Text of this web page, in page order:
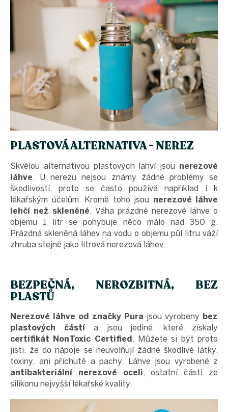
PLASTOVÁ ALTERNATIVA - NEREZ
Skvělou alternativou plastových lahví jsou nerezové
láhve. U nerezu nejsou známy žádné problémy se
škodlivostí, proto se často používá například i k
lékařským účelům. Kromě toho jsou nerezové láhve
lehčí než skleněné. Váha prázdné nerezové láhve o
objemu 1 litr se pohybuje něco málo nad 350 g.
Prázdná skleněná láhev na vodu o objemu půl litru váží
zhruba stejně jako litrová nerezová láhev.
BEZPEČNÁ, NEROZBITNÁ, BEZ
PLASTŮ
Nerezové láhve od značky Pura jsou vyrobeny bez
plastových částía jsou jediné, které získaly
certifikát NonToxic Certified. Můžete si být proto
jisti, že do nápoje se neuvolňují žádné škodlivé látky,
toxiny, ani příchutě a pachy. Láhve jsou vyrobené z
antibakteriální nerezové oceli, ostatní části ze
silikonu nejvyšší lékařské kvality.